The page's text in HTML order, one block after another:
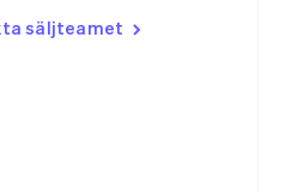
säljteamet